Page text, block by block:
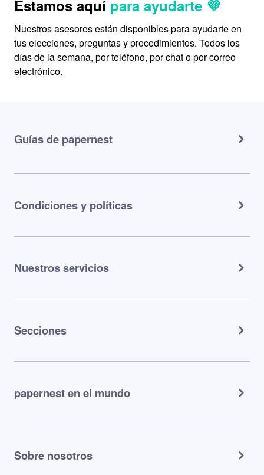
Estamos aquí para ayudarte 💜
Nuestros asesores están disponibles para ayudarte en
tus elecciones, preguntas y procedimientos. Todos los
días de la semana, por teléfono, por chat o por correo
electrónico.
Guías de papernest
Condiciones y políticas
Nuestros servicios
Secciones
papernest en el mundo
Sobre nosotros